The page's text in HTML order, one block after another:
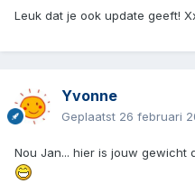
Leuk dat je ook update geeft!
Yvonne
Geplaatst 26 februari
Nou Jan... hier is jouw gewicht